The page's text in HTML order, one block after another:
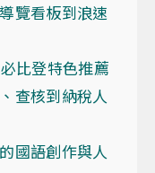
覽看板到浪速
比登特色推薦
查核到納稅人
國語創作與人